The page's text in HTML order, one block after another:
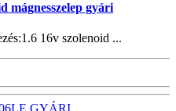
mágnesszelep gyári
16v szolenoid ...